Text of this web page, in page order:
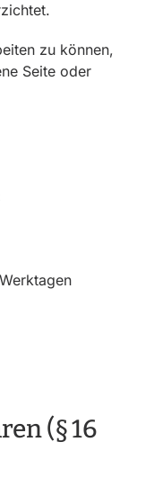
zu können,
Seite oder
(§ 16